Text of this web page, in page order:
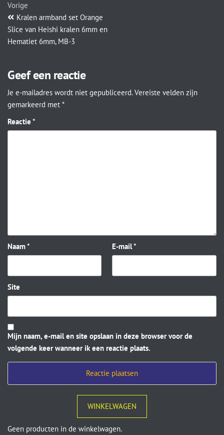
Vorige
Kralen armband set Orange
Slice van Heishi kralen 6mm en
Hematiet 6mm, MB-3
Geef een reactie
Je e-mailadres wordt niet gepubliceerd. Vereiste velden zijn
gemarkeerd met *
Reactie *
Naam* E-mail*
Site
Mijn naam, e-mail en site opslaan in deze browser voor de
volgende keer wanneer ik een reactie plaats.
WINKELWAGEN
Geen producten in de winkelwagen.